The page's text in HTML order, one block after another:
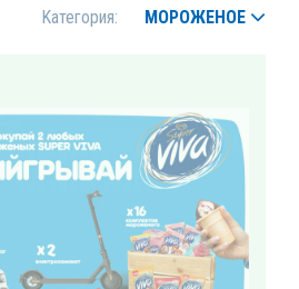
Kатегория: МОРОЖЕНОЕ